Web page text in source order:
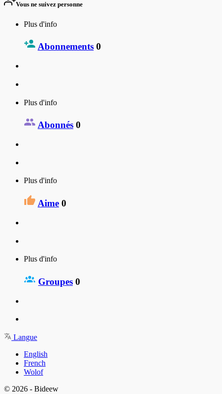
Vous ne suivez personne
Plus d'info
Abonnements 0
Plus d'info
Abonnés 0
Plus d'info
Aime 0
Plus d'info
Groupes 0
Langue
English
French
Wolof
© 2026 - Bideew